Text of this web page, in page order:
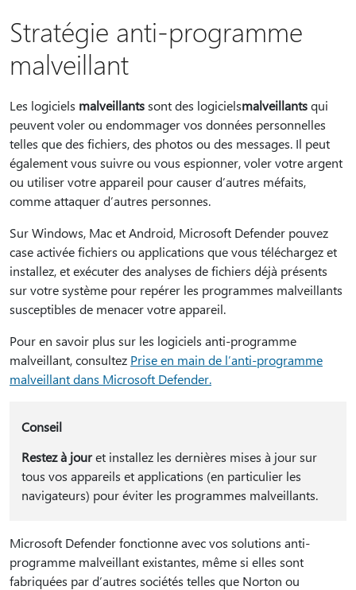
Stratégie anti-programme
malveillant
Les logiciels malveillantssont des logicielsmalveillantsqui
peuvent voler ou endommager vos données personnelles
telles que des fichiers, des photos ou des messages. Il peut
également vous suivre ou vous espionner, voler votre argent
ou utiliser votre appareil pour causer d’autres méfaits,
comme attaquer d’autres personnes.
Sur Windows, Mac et Android, Microsoft Defender pouvez
case activée fichiers ou applications que vous téléchargez et
installez, et exécuter des analyses de fichiers déjà présents
sur votre système pour repérer les programmes malveillants
susceptibles de menacer votre appareil.
Pour en savoir plus sur les logiciels anti-programme
malveillant, consultez Prise en main de l’anti-programme
malveillant dans Microsoft Defender.
Conseil
Restez à jouret installez les dernières mises à jour sur
tous vos appareils et applications (en particulier les
navigateurs) pour éviter les programmes malveillants.
Microsoft Defender fonctionne avec vos solutions anti-
programme malveillant existantes, même si elles sont
fabriquées par d’autres sociétés telles que Norton ou